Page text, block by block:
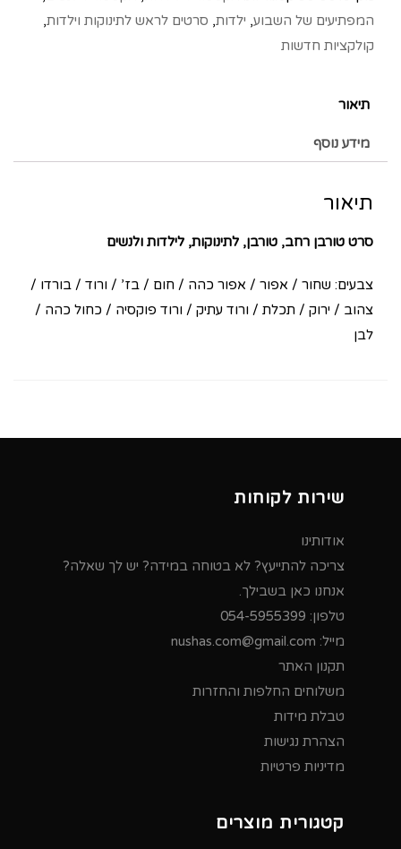
המפתיעים של השבוע, ילדות, סרטים לראש לתינוקות וילדות,
קולקציות חדשות
תיאור
מידע נוסף
תיאור
סרט טורבן רחב, טורבן, לתינוקות, לילדות ולנשים
צבעים: שחור / אפור / אפור כהה / חום / בז’ / ורוד / בורדו /
צהוב / ירוק / תכלת / ורוד עתיק / ורוד פוקסיה / כחול כהה /
לבן
שירות לקוחות
אודותינו
צריכה להתייעץ? לא בטוחה במידה? יש לך שאלה?
אנחנו כאן בשבילך.
טלפון: 054-5955399
מייל: nushas.com@gmail.com
תקנון האתר
משלוחים החלפות והחזרות
טבלת מידות
הצהרת נגישות
מדיניות פרטיות
קטגורית מוצרים